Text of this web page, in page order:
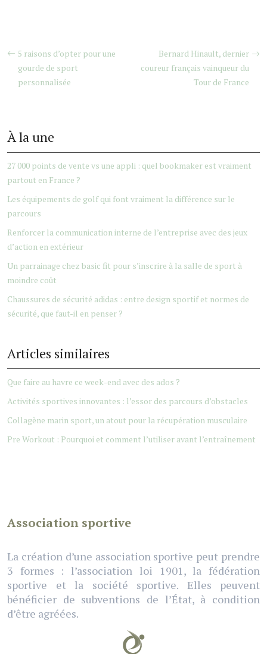
5 raisons d’opter pour une
gourde de sport
personnalisée
Bernard Hinault, dernier
coureur français vainqueur du
Tour de France
À la une
27 000 points de vente vs une appli : quel bookmaker est vraiment
partout en France ?
Les équipements de golf qui font vraiment la différence sur le
parcours
Renforcer la communication interne de l’entreprise avec des jeux
d’action en extérieur
Un parrainage chez basic fit pour s’inscrire à la salle de sport à
moindre coût
Chaussures de sécurité adidas : entre design sportif et normes de
sécurité, que faut-il en penser ?
Articles similaires
Que faire au havre ce week-end avec des ados ?
Activités sportives innovantes : l’essor des parcours d’obstacles
Collagène marin sport, un atout pour la récupération musculaire
Pre Workout : Pourquoi et comment l’utiliser avant l’entraînement
Association sportive
La création d’une association sportive peut prendre
3 formes : l’association loi 1901, la fédération
sportive et la société sportive. Elles peuvent
bénéficier de subventions de l’État, à condition
d’être agréées.